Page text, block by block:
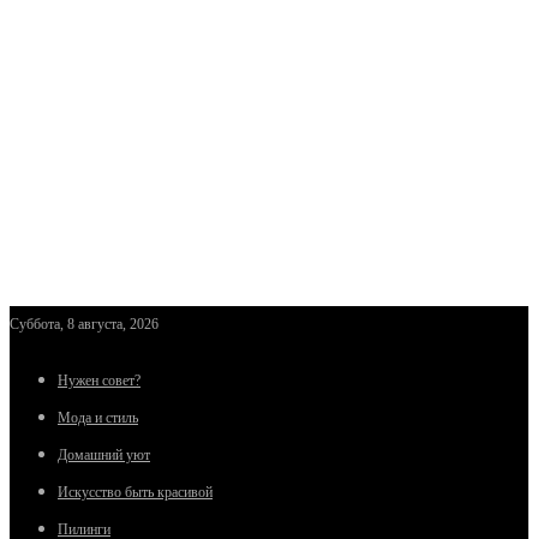
Суббота, 8 августа, 2026
Нужен совет?
Мода и стиль
Домашний уют
Искусство быть красивой
Пилинги